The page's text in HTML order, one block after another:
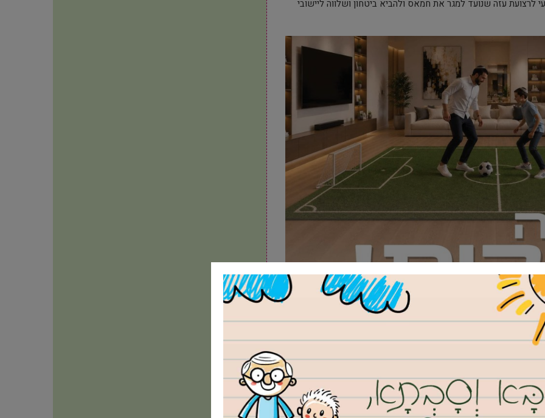
לרצועת עזה שנועד למגר את חמאס ולהביא ביטחון ושלווה ליישובי